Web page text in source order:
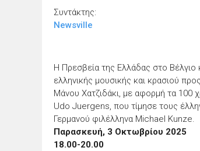
Συντάκτης:
Newsville
Η Πρεσβεία της Ελλάδας στο Βέλγιο
ελληνικής μουσικής και κρασιού
Μάνου Χατζιδάκι, με αφορμή τα 100
Udo Juergens, που τίμησε τους
Γερμανού φιλέλληνα Michael Kunze.
Παρασκευή, 3 Οκτωβρίου 2025
18.00-20.00